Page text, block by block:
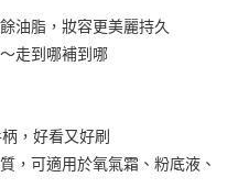
費
費
油脂，妝容更美麗持久
走到哪補到哪
，好看又好刷
，可適用於氧氣霜、粉底液、